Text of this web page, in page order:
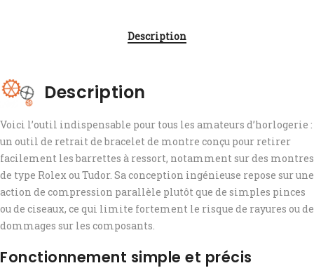
Description
Description
Voici l’outil indispensable pour tous les amateurs d’horlogerie :
un outil de retrait de bracelet de montre conçu pour retirer
facilement les barrettes à ressort, notamment sur des montres
de type Rolex ou Tudor. Sa conception ingénieuse repose sur une
action de compression parallèle plutôt que de simples pinces
ou de ciseaux, ce qui limite fortement le risque de rayures ou de
dommages sur les composants.
Fonctionnement simple et précis